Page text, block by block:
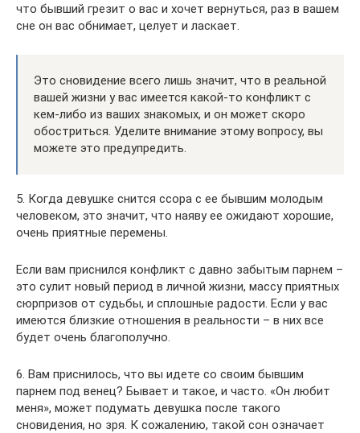
что бывший грезит о вас и хочет вернуться, раз в вашем
сне он вас обнимает, целует и ласкает.
Это сновидение всего лишь значит, что в реальной
вашей жизни у вас имеется какой-то конфликт с
кем-либо из ваших знакомых, и он может скоро
обостриться. Уделите внимание этому вопросу, вы
можете это предупредить.
5. Когда девушке снится ссора с ее бывшим молодым
человеком, это значит, что наяву ее ожидают хорошие,
очень приятные перемены.
Если вам приснился конфликт с давно забытым парнем –
это сулит новый период в личной жизни, массу приятных
сюрпризов от судьбы, и сплошные радости. Если у вас
имеются близкие отношения в реальности – в них все
будет очень благополучно.
6. Вам приснилось, что вы идете со своим бывшим
парнем под венец? Бывает и такое, и часто. «Он любит
меня», может подумать девушка после такого
сновидения, но зря. К сожалению, такой сон означает